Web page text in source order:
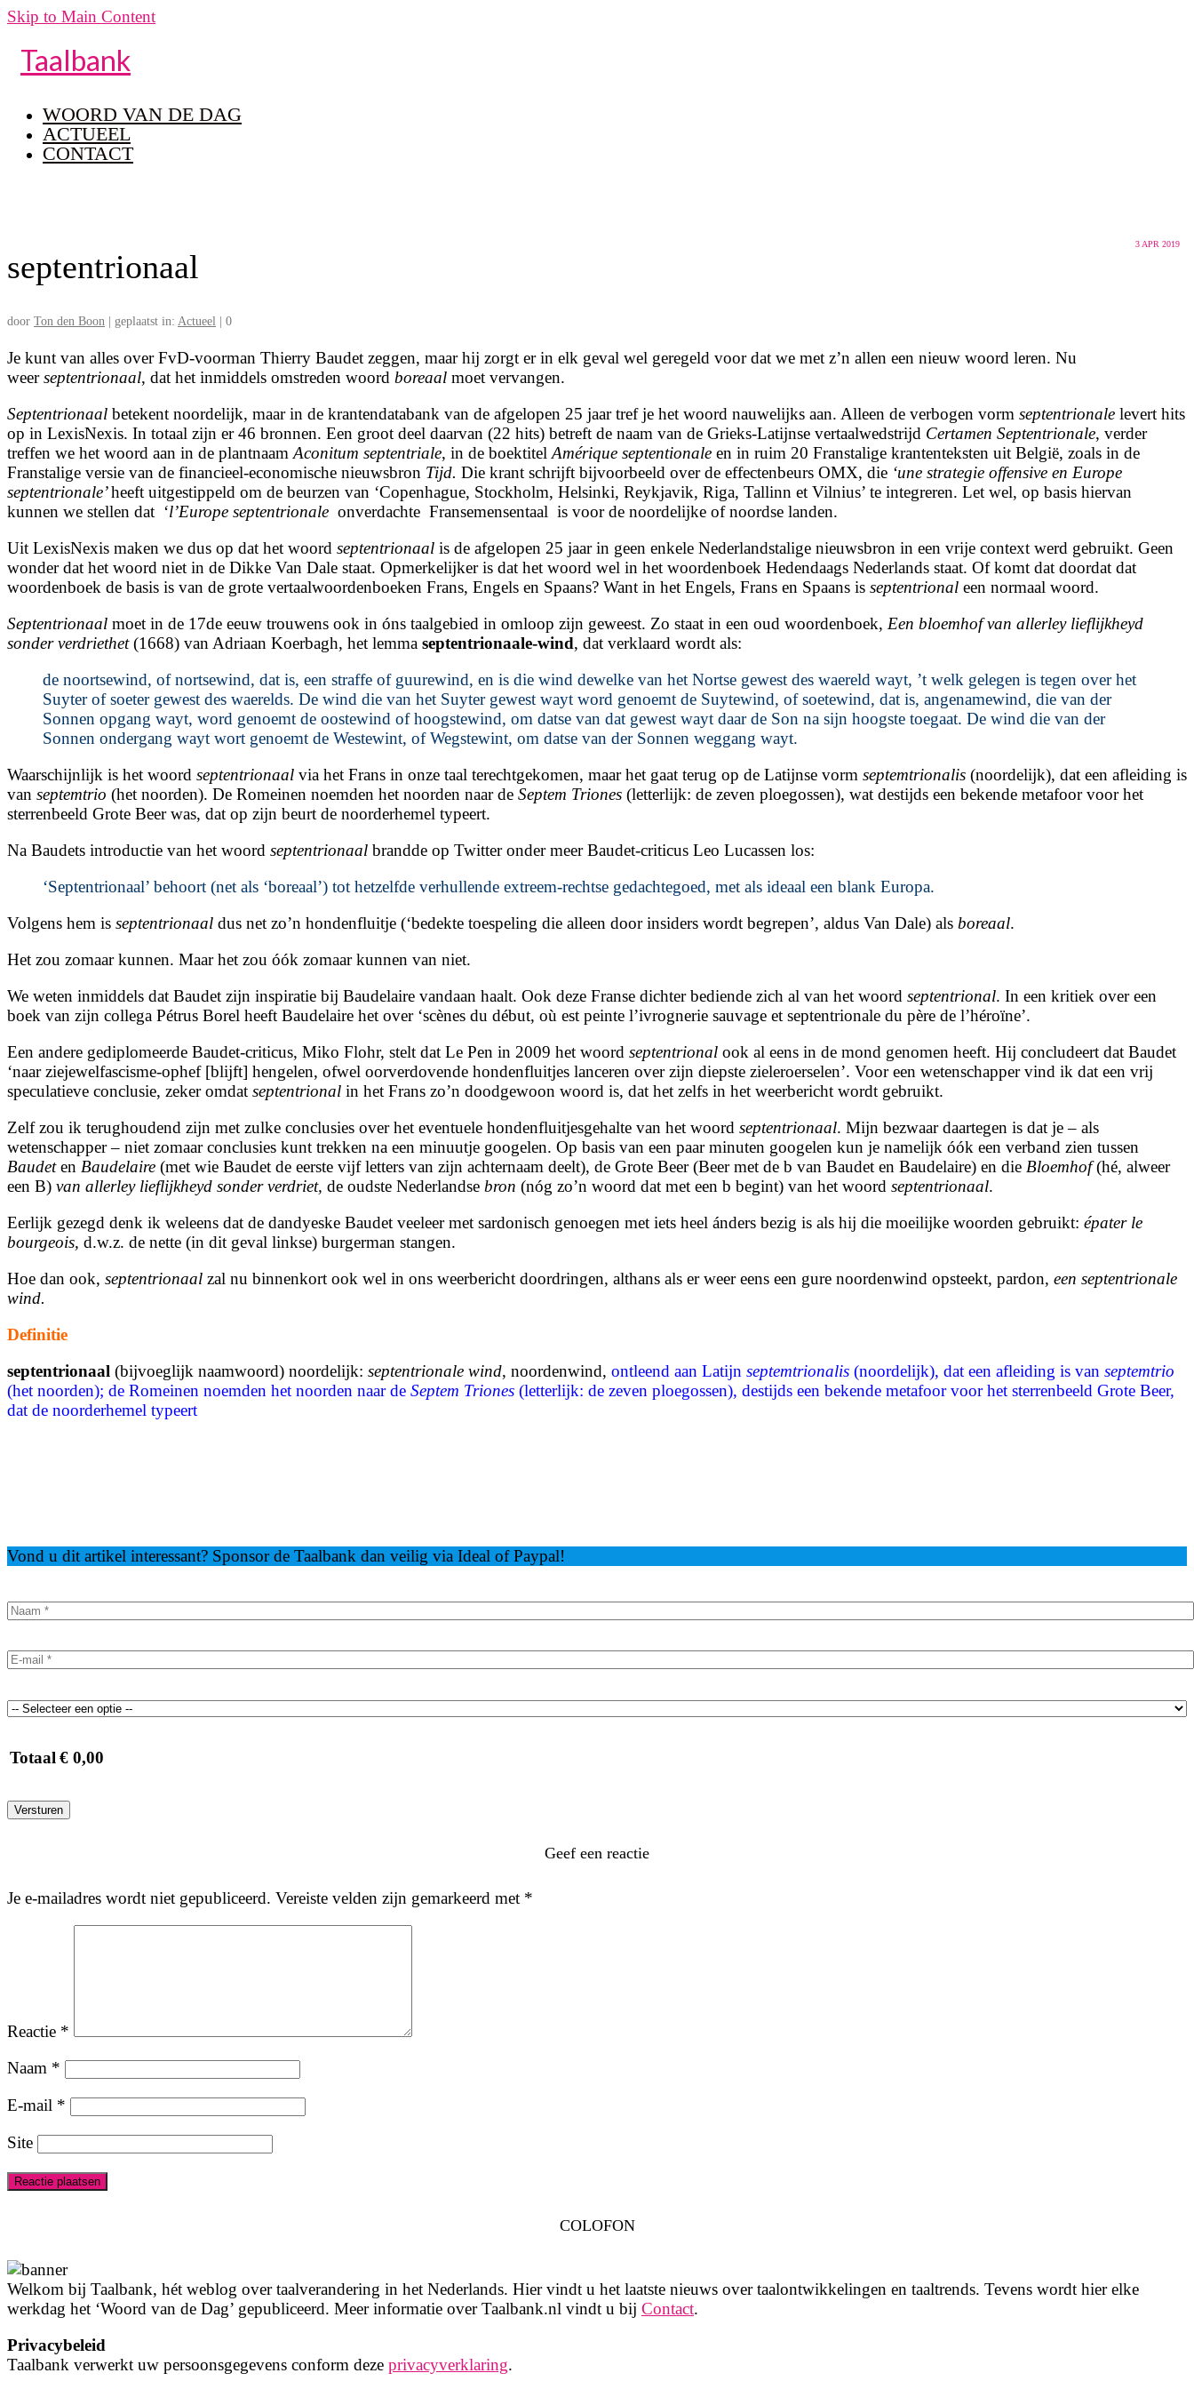
Skip to Main Content
Taalbank
WOORD VAN DE DAG
ACTUEEL
CONTACT
3 APR 2019
septentrionaal
door Ton den Boon geplaatst in: Actueel 0
Je kunt van alles over FvD-voorman Thierry Baudet zeggen, maar hij zorgt er in elk geval wel geregeld voor dat we met z’n allen een nieuw woord leren. Nu
weerseptentrionaal, dat het inmiddels omstreden woord boreaal moet vervangen.
Septentrionaal betekent noordelijk, maar in de krantendatabank van de afgelopen 25 jaar tref je het woord nauwelijks aan. Alleen de verbogen vorm septentrionale levert hits
op in LexisNexis. In totaal zijn er 46 bronnen. Een groot deel daarvan (22 hits) betreft de naam van de Grieks-Latijnse vertaalwedstrijd Certamen Septentrionale, verder
treffen we het woord aan in de plantnaam Aconitum septentriale, in de boektitel Amérique septentionale en in ruim 20 Franstalige krantenteksten uit België, zoals in de
Franstalige versie van de financieel-economische nieuwsbron Tijd. Die krant schrijft bijvoorbeeld over de effectenbeurs OMX, die ‘une strategie offensive en Europe
septentrionale’heeft uitgestippeld om de beurzen van ‘Copenhague, Stockholm, Helsinki, Reykjavik, Riga, Tallinn et Vilnius’ te integreren. Let wel, op basis hiervan
kunnen we stellen dat ‘l’Europe septentrionale onverdachte Fransemensentaal is voor de noordelijke of noordse landen.
Uit LexisNexis maken we dus op dat het woord septentrionaal is de afgelopen 25 jaar in geen enkele Nederlandstalige nieuwsbron in een vrije context werd gebruikt. Geen
wonder dat het woord niet in de Dikke Van Dale staat. Opmerkelijker is dat het woord wel in het woordenboek Hedendaags Nederlands staat. Of komt dat doordat dat
woordenboek de basis is van de grote vertaalwoordenboeken Frans, Engels en Spaans? Want in het Engels, Frans en Spaans is septentrional een normaal woord.
Septentrionaal moet in de 17de eeuw trouwens ook in óns taalgebied in omloop zijn geweest. Zo staat in een oud woordenboek, Een bloemhof van allerley lieflijkheyd
sonder verdriethet(1668) van Adriaan Koerbagh, het lemma septentrionaale-wind, dat verklaard wordt als:
de noortsewind, of nortsewind, dat is, een straffe of guurewind, en is die wind dewelke van het Nortse gewest des waereld wayt, ’t welk gelegen is tegen over het
Suyter of soeter gewest des waerelds. De wind die van het Suyter gewest wayt word genoemt de Suytewind, of soetewind, dat is, angenamewind, die van der
Sonnen opgang wayt, word genoemt de oostewind of hoogstewind, om datse van dat gewest wayt daar de Son na sijn hoogste toegaat. De wind die van der
Sonnen ondergang wayt wort genoemt de Westewint, of Wegstewint, om datse van der Sonnen weggang wayt.
Waarschijnlijk is het woord septentrionaal via het Frans in onze taal terechtgekomen, maar het gaat terug op de Latijnse vorm septemtrionalis (noordelijk), dat een afleiding is
van septemtrio (het noorden). De Romeinen noemden het noorden naar de Septem Triones (letterlijk: de zeven ploegossen), wat destijds een bekende metafoor voor het
sterrenbeeld Grote Beer was, dat op zijn beurt de noorderhemel typeert.
Na Baudets introductie van het woord septentrionaal brandde op Twitter onder meer Baudet-criticus Leo Lucassen los:
‘Septentrionaal’ behoort (net als ‘boreaal’) tot hetzelfde verhullende extreem-rechtse gedachtegoed, met als ideaal een blank Europa.
Volgens hem is septentrionaal dus net zo’n hondenfluitje (‘bedekte toespeling die alleen door insiders wordt begrepen’, aldus Van Dale) als boreaal.
Het zou zomaar kunnen. Maar het zou óók zomaar kunnen van niet.
We weten inmiddels dat Baudet zijn inspiratie bij Baudelaire vandaan haalt. Ook deze Franse dichter bediende zich al van het woord septentrional. In een kritiek over een
boek van zijn collega Pétrus Borel heeft Baudelaire het over ‘scènes du début, où est peinte l’ivrognerie sauvage et septentrionale du père de l’héroïne’.
Een andere gediplomeerde Baudet-criticus, Miko Flohr, stelt dat Le Pen in 2009 het woord septentrional ook al eens in de mond genomen heeft. Hij concludeert dat Baudet
‘naar ziejewelfascisme-ophef [blijft] hengelen, ofwel oorverdovende hondenfluitjes lanceren over zijn diepste zieleroerselen’. Voor een wetenschapper vind ik dat een vrij
speculatieve conclusie, zeker omdat septentrional in het Frans zo’n doodgewoon woord is, dat het zelfs in het weerbericht wordt gebruikt.
Zelf zou ik terughoudend zijn met zulke conclusies over het eventuele hondenfluitjesgehalte van het woord septentrionaal. Mijn bezwaar daartegen is dat je – als
wetenschapper – niet zomaar conclusies kunt trekken na een minuutje googelen. Op basis van een paar minuten googelen kun je namelijk óók een verband zien tussen
Baudeten Baudelaire (met wie Baudet de eerste vijf letters van zijn achternaam deelt), de Grote Beer (Beer met de b van Baudet en Baudelaire) en die Bloemhof(hé, alweer
een B) van allerley lieflijkheyd sonder verdriet, de oudste Nederlandse bron (nóg zo’n woord dat met een b begint) van het woord septentrionaal.
Eerlijk gezegd denk ik weleens dat de dandyeske Baudet veeleer met sardonisch genoegen met iets heel ánders bezig is als hij die moeilijke woorden gebruikt: épater le
bourgeois, d.w.z. de nette (in dit geval linkse) burgerman stangen.
Hoe dan ook, septentrionaal zal nu binnenkort ook wel in ons weerbericht doordringen, althans als er weer eens een gure noordenwind opsteekt, pardon, een septentrionale
wind.
Definitie
septentrionaal (bijvoeglijk naamwoord) noordelijk: septentrionale wind, noordenwind, ontleend aan Latijn septemtrionalis (noordelijk), dat een afleiding is van septemtrio
(het noorden); de Romeinen noemden het noorden naar de Septem Triones (letterlijk: de zeven ploegossen), destijds een bekende metafoor voor het sterrenbeeld Grote Beer,
dat de noorderhemel typeert
Vond u dit artikel interessant? Sponsor de Taalbank dan veilig via Ideal of Paypal!
Totaal € 0,00
Versturen
Geef een reactie
Je e-mailadres wordt niet gepubliceerd. Vereiste velden zijn gemarkeerd met *
Reactie *
Naam *
E-mail *
Site
COLOFON
Welkom bij Taalbank, hét weblog over taalverandering in het Nederlands. Hier vindt u het laatste nieuws over taalontwikkelingen en taaltrends. Tevens wordt hier elke
werkdag het ‘Woord van de Dag’ gepubliceerd. Meer informatie over Taalbank.nl vindt u bij Contact.
Privacybeleid
Taalbank verwerkt uw persoonsgegevens conform deze privacyverklaring.